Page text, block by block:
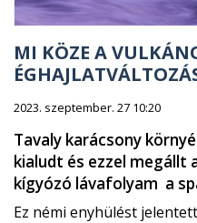
MI KÖZE A
2023. szeptember. 27 10:20
Tavaly karácsony
kialudt és ezzel megállt
kígyózó lávafolyam a
Ez némi enyhülést